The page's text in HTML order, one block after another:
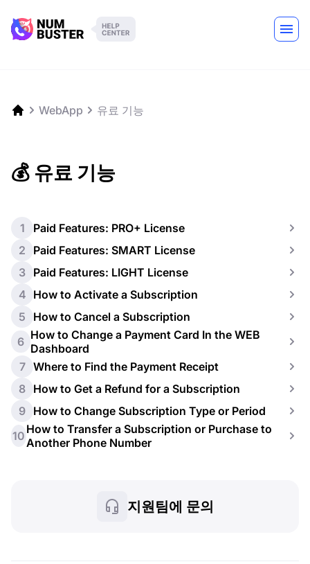
WebApp 유료 기능
💰 유료 기능
1
Paid Features: PRO+ License
2
Paid Features: SMART License
3 Paid Features: LIGHT License
4 How to Activate a Subscription
5
How to Cancel a Subscription
6 How to Change a Payment Card In the WEB
Dashboard
7 Where to Find the Payment Receipt
8 How to Get a Refund for a Subscription
9 How to Change Subscription Type or Period
10 How to Transfer a Subscription or Purchase to
Another Phone Number
지원팀에 문의